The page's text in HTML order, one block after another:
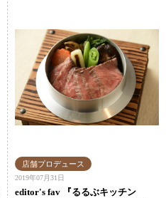
2019年07月31日
editor's fav 『るるぶキッチン